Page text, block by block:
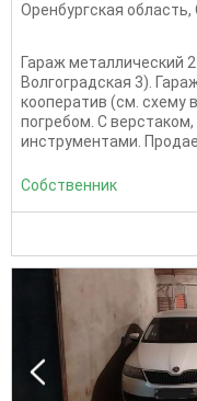
Оренбургская область,
Гараж металлический
Волгоградская 3).
кооператив (см. схему
погребом. С
инструментами.
Собственник